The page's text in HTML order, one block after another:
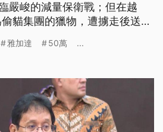
嚴峻的減量保衛戰；但在越
貓集團的獵物，遭擄走後送往
雅加達 50萬 ...